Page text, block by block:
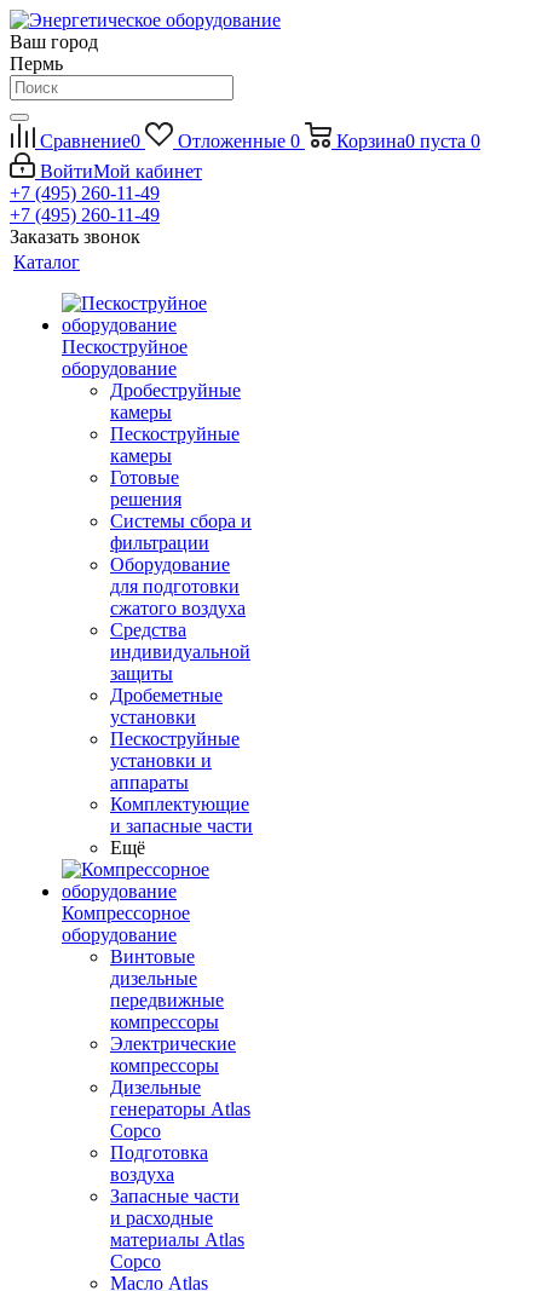
Ваш город
Пермь
Сравнение0 Отложенные 0 Корзина0 пуста 0
ВойтиМой кабинет
+7 (495) 260-11-49
+7 (495) 260-11-49
Заказать звонок
Каталог
Пескоструйное
оборудование
Дробеструйные
камеры
Пескоструйные
камеры
Готовые
решения
Системы сбора и
фильтрации
Оборудование
для подготовки
сжатого воздуха
Средства
индивидуальной
защиты
Дробеметные
установки
Пескоструйные
установки и
аппараты
Комплектующие
и запасные части
Ещё
Компрессорное
оборудование
Винтовые
дизельные
передвижные
компрессоры
Электрические
компрессоры
Дизельные
генераторы Atlas
Copco
Подготовка
воздуха
Запасные части
и расходные
материалы Atlas
Copco
Масло Atlas